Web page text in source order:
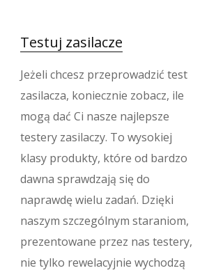
Testuj zasilacze
Jeżeli chcesz przeprowadzić test
zasilacza, koniecznie zobacz, ile
mogą dać Ci nasze najlepsze
testery zasilaczy. To wysokiej
klasy produkty, które od bardzo
dawna sprawdzają się do
naprawdę wielu zadań. Dzięki
naszym szczególnym staraniom,
prezentowane przez nas testery,
nie tylko rewelacyjnie wychodzą